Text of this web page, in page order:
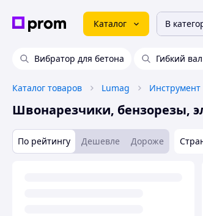
Каталог В
Вибратор для бетона Гибкий
Каталог товаров Lumag Инструмент
Швонарезчики, бензорезы,
По рейтингу Дешевле Дороже